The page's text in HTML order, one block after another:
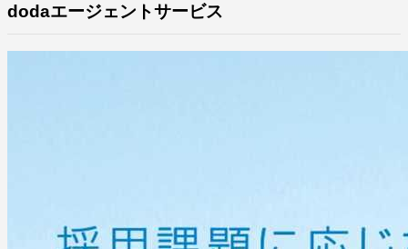
dodaエージェントサービス